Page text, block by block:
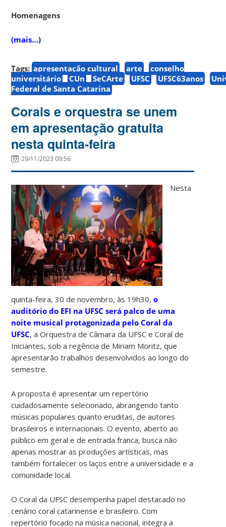
Homenagens
(mais…)
Tags: apresentação cultural arte
conselho
universitário
CUn SeCArte UFSC UFSC63anos
Federal de Santa Catarina
Corais e orquestra se unem
em apresentação gratuita
nesta quinta-feira
29/11/2023 09:56
Nesta
quinta-feira, 30 de novembro, às 19h30, o
auditório do EFI na UFSC será palco de uma
noite musical protagonizada pelo Coral da
UFSC, a Orquestra de Câmara da UFSC e Coral de
Iniciantes, sob a regência de Miriam Moritz, que
apresentarão trabalhos desenvolvidos ao longo do
semestre.
A proposta é apresentar um repertório
cuidadosamente selecionado, abrangendo tanto
músicas populares quanto eruditas, de autores
brasileiros e internacionais. O evento, aberto ao
público em geral e de entrada franca, busca não
apenas mostrar as produções artísticas, mas
também fortalecer os laços entre a universidade e a
comunidade local.
O Coral da UFSC desempenha papel destacado no
cenário coral catarinense e brasileiro. Com
repertório focado na música nacional, integra a